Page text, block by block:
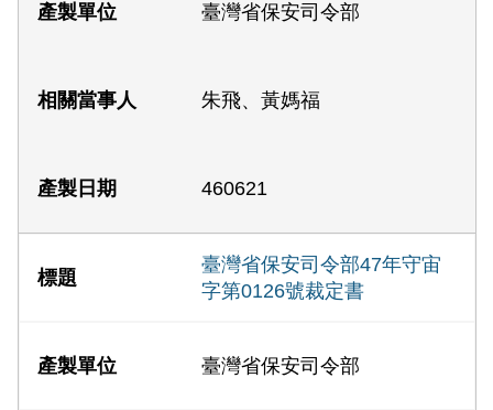
臺灣省保安司令部
朱飛、黃媽福
460621
臺灣省保安司令部47年守宙
字第0126號裁定書
臺灣省保安司令部